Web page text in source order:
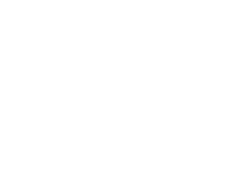
De Puerto Vallarta
En Puerto Vallarta
Del Estero El Salado
Vallarta
Colonia Bobadilla
22 Mil 677 Pesos
Vallarta